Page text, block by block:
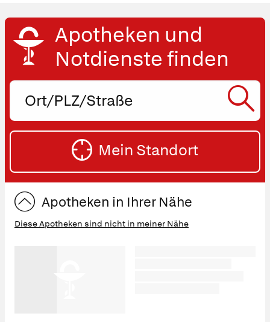
Apotheken und
Notdienste finden
Ort,
oder
Straße
Mein Standort
Apotheken in Ihrer Nähe
Diese Apotheken sind nicht in meiner Nähe